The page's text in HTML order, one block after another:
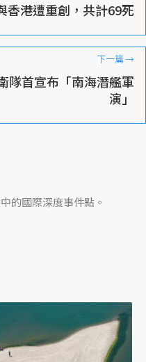
香港遭重創，共計69死
下一篇→
隊首宣布「南海潛艦軍
演」
的國際深度事件點。